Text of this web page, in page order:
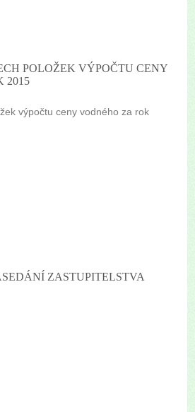
POLOŽEK VÝPOČTU CENY
2015
výpočtu ceny vodného za rok
ZASTUPITELSTVA